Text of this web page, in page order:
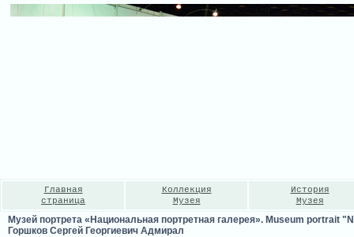
Главная
страница
Коллекция
Музея
История
Музея
Музей портрета «Национальная портретная галерея». Museum portrait
Горшков Сергей Георгиевич Адмирал